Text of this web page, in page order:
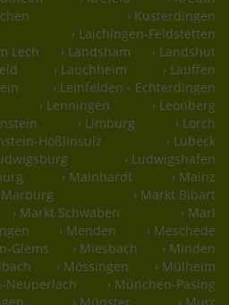
› Kusterdingen
› Laichingen-Feldstetten
Lech › Landsham
› Landshut
› Lauchheim
› Lauffen
› Leinfelden - Echterdingen
› Lenningen
› Leonberg
› Limburg
› Lorch
Hößlinsulz
› Lübeck
› Ludwigshafen
› Mainhardt
› Mainz
Marburg
› Markt Bibart
› Markt Schwaben
› Marl
› Menden
› Meschede
Glems › Miesbach
› Minden
› Mössingen
› Mülheim
Neuperlach
› München-Pasing